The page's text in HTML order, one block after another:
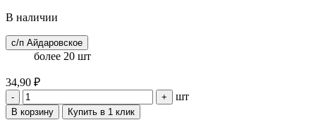
В наличии
с/п Айдаровское
более 20 шт
34,90 ₽
- + шт
В корзину Купить в 1 клик